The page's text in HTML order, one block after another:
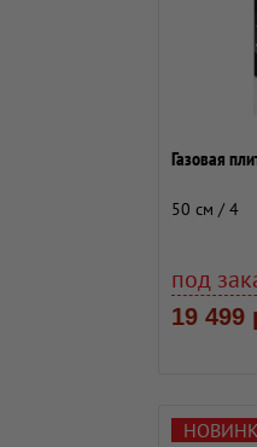
Газовая
50 см / 4
под
19 499